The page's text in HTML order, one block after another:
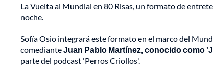
La Vuelta al Mundial en 80 Risas, un formato de
noche.
Sofía Osio integrará este formato en el marco del
comedianteJuan Pablo Martínez, conocido como
parte del podcast 'Perros Criollos'.